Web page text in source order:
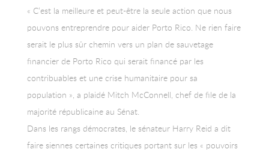
« C’est la meilleure et peut-être la seule action que nous
pouvons entreprendre pour aider Porto Rico. Ne rien faire
serait le plus sûr chemin vers un plan de sauvetage
financier de Porto Rico qui serait financé par les
contribuables et une crise humanitaire pour sa
population », a plaidé Mitch McConnell, chef de file de la
majorité républicaine au Sénat.
Dans les rangs démocrates, le sénateur Harry Reid a dit
faire siennes certaines critiques portant sur les « pouvoirs